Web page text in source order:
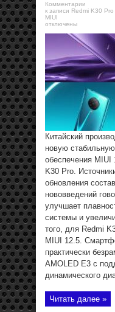
Комментарии
к записи Redmi K30
MIUI
отключены
Китайский
новую
обеспечения
K30 Pro.
обновления
нововведений
улучшает
системы и
того, для Redmi
MIUI 12.5.
практически
AMOLED E3 с
динамического
Читать далее »